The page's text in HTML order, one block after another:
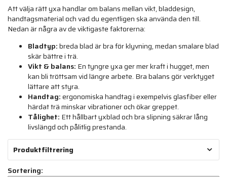
Att välja rätt yxa handlar om balans mellan vikt, bladdesign,
handtagsmaterial och vad du egentligen ska använda den till.
Nedan är några av de viktigaste faktorerna:
Bladtyp:breda blad är bra för klyvning, medan smalare blad
skär bättre i trä.
Vikt & balans: En tyngre yxa ger mer kraft i hugget, men
kan bli tröttsam vid längre arbete. Bra balans gör verktyget
lättare att styra.
Handtag:ergonomiska handtag i exempelvis glasfiber eller
härdat trä minskar vibrationer och ökar greppet.
Tålighet: Ett hållbart yxblad och bra slipning säkrar lång
livslängd och pålitlig prestanda.
Produktfiltrering
Sortering: